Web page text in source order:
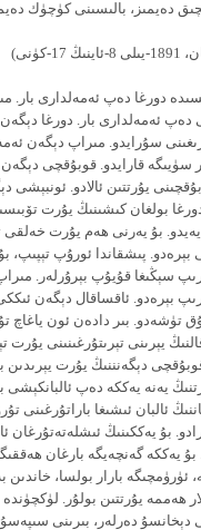
دەيمىز، بالىسىنى كۈچۈك
دورغا دەپ ئەمەلدارى بار.
ئەمەلدارى بار. دورغا دېگەن
سۇرايدو. مىراپ دېگەن
قارايدو. قوبۇقچى دېگەن
يۇرتتىن ئالادو. ئونبېشى
بولغان كىشىنىڭ يۇرت
يەيدو. بۇ يەرنى ھەم يۇرت
پىشقاندا ئورۇپ تېپىپ،
سېڭىغا قۇيۇپ بېرۇرلەر.
بېرەدو. ئاقساقال دېگەن ئىككى
تۈشەدو. بىر دادەن ئون ياغاچ
يېرىنى تېرىتۇرغىنىنى
دېگەنننىڭ يۇرت
يەنە يەككە دەپ ئالبانكېشى
ئالبان ئىشىغا باراتۇرغىنى
بۇ يەككىنىڭ
بۇ يەككە گەنچەيگە بارغان
ئۈرۈمچىگە بارار بولسا،
ھەممە يۇرتتىن بولۇر.
دېخانسۇ دەرلەر، بىرىنى